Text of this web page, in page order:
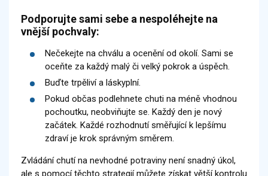
Podporujte sami sebe a nespoléhejte na
vnější pochvaly:
Nečekejte na chválu a ocenění od okolí. Sami se
oceňte za každý malý či velký pokrok a úspěch.
Buďte trpěliví a láskyplní.
Pokud občas podlehnete chuti na méně vhodnou
pochoutku, neobviňujte se. Každý den je nový
začátek. Každé rozhodnutí směřující k lepšímu
zdraví je krok správným směrem.
Zvládání chutí na nevhodné potraviny není snadný úkol,